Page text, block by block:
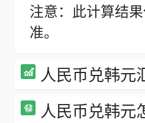
注意：此计算结
准。
人民币兑韩元
人民币兑韩元